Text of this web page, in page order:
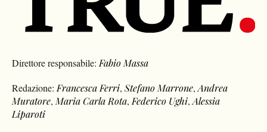
Direttore responsabile: Fabio Massa
Redazione: Francesca Ferri,Stefano Marrone,Andrea
Muratore, Maria Carla Rota, Federico Ughi,Alessia
Liparoti